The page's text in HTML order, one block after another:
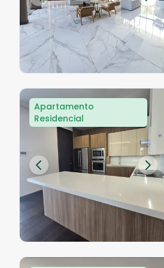
Apartamento
Residencial